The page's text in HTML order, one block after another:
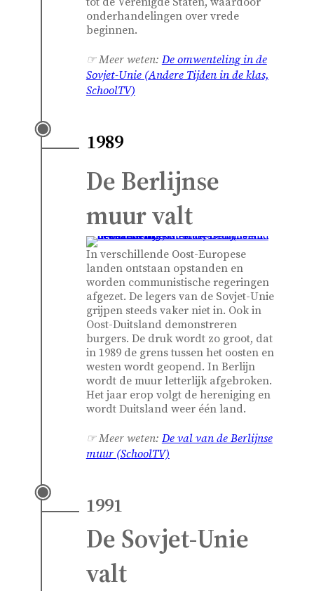
onderhandelingen over vrede
beginnen.
☞ Meer weten: De omwenteling in de
Sovjet-Unie (Andere Tijden in de klas,
SchoolTV)
1989
De Berlijnse
muur valt
In verschillende Oost-Europese
landen ontstaan opstanden en
worden communistische regeringen
afgezet. De legers van de Sovjet-Unie
grijpen steeds vaker niet in. Ook in
Oost-Duitsland demonstreren
burgers. De druk wordt zo groot, dat
in 1989 de grens tussen het oosten en
westen wordt geopend. In Berlijn
wordt de muur letterlijk afgebroken.
Het jaar erop volgt de hereniging en
wordt Duitsland weer één land.
☞ Meer weten: De val van de Berlijnse
muur (SchoolTV)
1991
De Sovjet-Unie
valt